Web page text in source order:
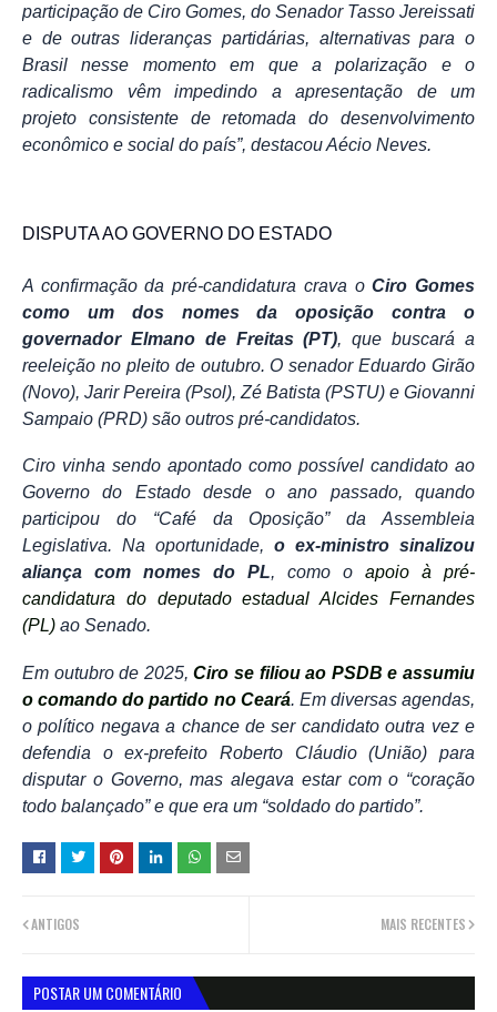
participação de Ciro Gomes, do Senador Tasso Jereissati
e de outras lideranças partidárias, alternativas para o
Brasil nesse momento em que a polarização e o
radicalismo vêm impedindo a apresentação de um
projeto consistente de retomada do desenvolvimento
econômico e social do país”, destacou Aécio Neves.
DISPUTA AO GOVERNO DO ESTADO
A confirmação da pré-candidatura crava oCiro Gomes
como um dos nomes da oposição contra o
governador Elmano de Freitas (PT), que buscará a
reeleição no pleito de outubro. O senador Eduardo Girão
(Novo), Jarir Pereira (Psol), Zé Batista (PSTU) e Giovanni
Sampaio (PRD) são outros pré-candidatos.
Ciro vinha sendo apontado como possível candidato ao
Governo do Estado desde o ano passado, quando
participou do “Café da Oposição” da Assembleia
Legislativa. Na oportunidade, o ex-ministro sinalizou
aliança com nomes do PL, como o apoio à pré-
candidatura do deputado estadual Alcides Fernandes
(PL) ao Senado.
Em outubro de 2025,Ciro se filiou ao PSDB e assumiu
o comando do partido no Ceará. Em diversas agendas,
o político negava a chance de ser candidato outra vez e
defendia o ex-prefeito Roberto Cláudio (União) para
disputar o Governo, mas alegava estar com o “coração
todo balançado” e que era um “soldado do partido”.
MAIS RECENTES
ANTIGOS
POSTAR UM COMENTÁRIO